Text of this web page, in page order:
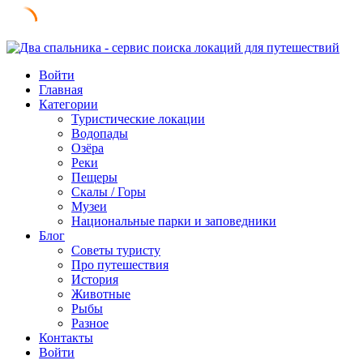
Skip
contentВойти
Главная
Категории
Туристические локации
Водопады
Озёра
Реки
Пещеры
Скалы / Горы
Музеи
Национальные парки и заповедники
Блог
Советы туристу
Про путешествия
История
Животные
Рыбы
Разное
Контакты
Войти